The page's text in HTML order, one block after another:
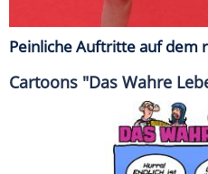
Peinliche Auftritte auf dem
Cartoons "Das Wahre